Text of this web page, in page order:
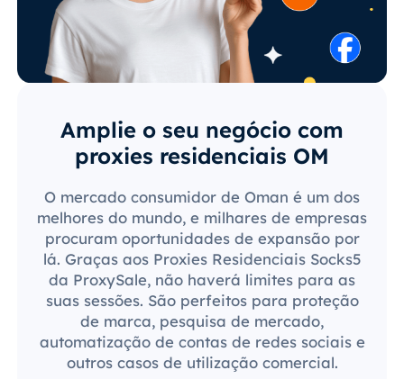
Amplie o seu negócio com
proxies residenciais OM
O mercado consumidor de Oman é um dos
melhores do mundo, e milhares de empresas
procuram oportunidades de expansão por
lá. Graças aos Proxies Residenciais Socks5
da ProxySale, não haverá limites para as
suas sessões. São perfeitos para proteção
de marca, pesquisa de mercado,
automatização de contas de redes sociais e
outros casos de utilização comercial.